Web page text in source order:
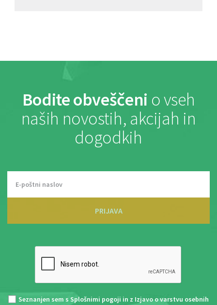
Bodite obveščeni o vseh
naših novostih, akcijah in
dogodkih
PRIJAVA
Seznanjen sem s Splošnimi pogoji in z Izjavo o varstvu osebnih